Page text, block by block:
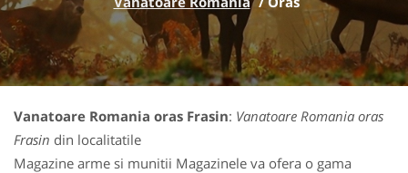
Vanatoare Romania oras Frasin: Vanatoare Romania oras
Frasin din localitatile
Magazine arme si munitii Magazinele va ofera o gama